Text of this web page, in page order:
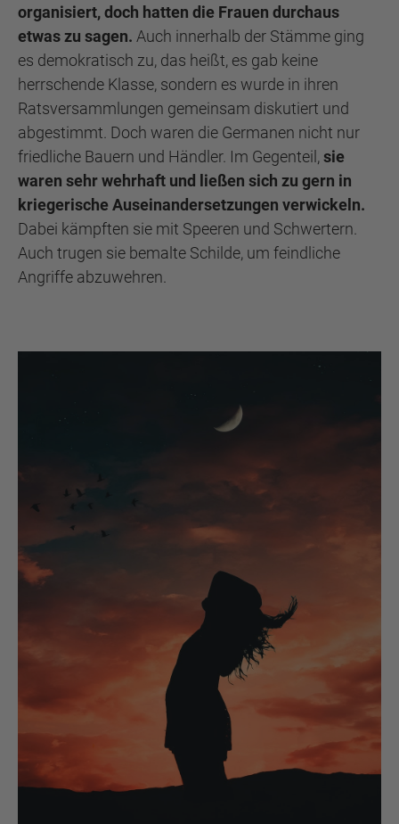
organisiert, doch hatten die Frauen durchaus
etwas zu sagen. Auch innerhalb der Stämme ging
es demokratisch zu, das heißt, es gab keine
herrschende Klasse, sondern es wurde in ihren
Ratsversammlungen gemeinsam diskutiert und
abgestimmt. Doch waren die Germanen nicht nur
friedliche Bauern und Händler. Im Gegenteil, sie
waren sehr wehrhaft und ließen sich zu gern in
kriegerische Auseinandersetzungen verwickeln.
Dabei kämpften sie mit Speeren und Schwertern.
Auch trugen sie bemalte Schilde, um feindliche
Angriffe abzuwehren.